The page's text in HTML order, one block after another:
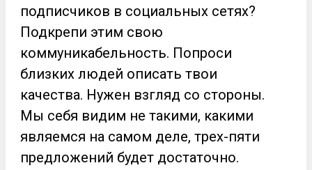
подписчиков в социальных сетях?
Подкрепи этим свою
коммуникабельность. Попроси
близких людей описать твои
качества. Нужен взгляд со стороны.
Мы себя видим не такими, какими
являемся на самом деле, трех-пяти
предложений будет достаточно.